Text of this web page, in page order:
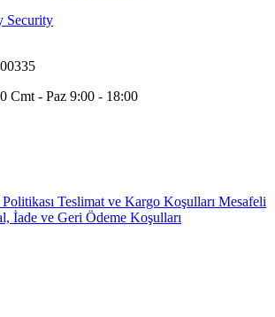
Security
Cmt - Paz 9:00 - 18:00
Teslimat ve Kargo Koşulları Mesafeli
İade ve Geri Ödeme Koşulları